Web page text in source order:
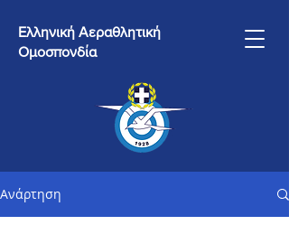
Ελληνική Αεραθλητική
Ομοσπονδία
Ανάρτηση